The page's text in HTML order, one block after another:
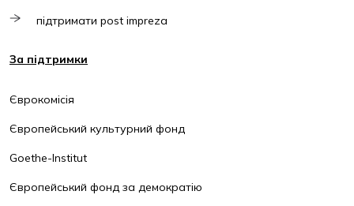
підтримати post impreza
За підтримки
Єврокомісія
Європейський культурний фонд
Goethe-Institut
Європейський фонд за демократію